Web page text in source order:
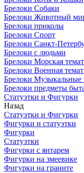
Брелоки Собаки
Брелоки Животный
Брелоки приколы
Брелоки Спорт
Брелоки Санкт-
Брелоки с людьми
Брелоки Морская
Брелоки Военная
Брелоки Музыкальные
Брелоки предметы
Статуэтки и Фигурки
Назад
Статуэтки и Фигурки
Фигурки и статуэтки
Фигурки
Статуэтки
Фигурки с янтарем
Фигурки на змеевике
Фигурки на граните